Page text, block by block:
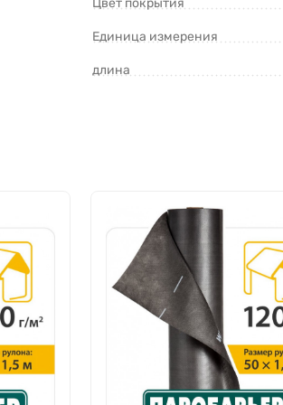
в центре города. В офисе Вы можете
Цвет покрытия
Единица измерения
длина